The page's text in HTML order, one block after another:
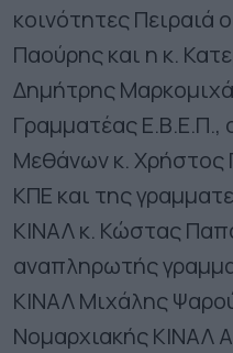
κοινότητες Πειραιά
Παούρης και η κ.
Δημήτρης
Γραμματέας
Μεθάνων κ. Χρήστος
ΚΠΕ και της
ΚΙΝΑΛ κ. Κώστας
αναπληρωτής
ΚΙΝΑΛ Μιχάλης
Νομαρχιακής ΚΙΝΑΛ